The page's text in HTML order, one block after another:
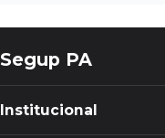
Segup PA
Institucional